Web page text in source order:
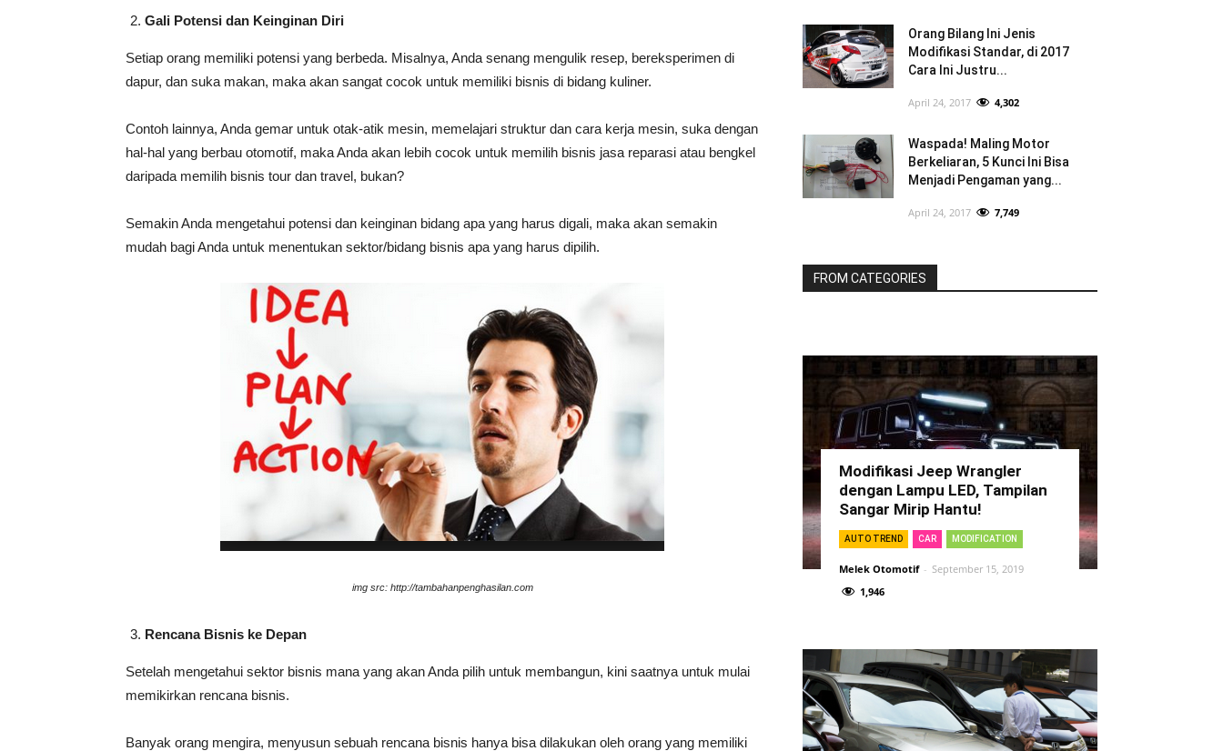
Gali Potensi dan Keinginan Diri
Setiap orang memiliki potensi yang berbeda. Misalnya, Anda senang mengulik resep, bereksperimen di
dapur, dan suka makan, maka akan sangat cocok untuk memiliki bisnis di bidang kuliner.
Contoh lainnya, Anda gemar untuk otak-atik mesin, memelajari struktur dan cara kerja mesin, suka dengan
hal-hal yang berbau otomotif, maka Anda akan lebih cocok untuk memilih bisnis jasa reparasi atau bengkel
daripada memilih bisnis tour dan travel, bukan?
Semakin Anda mengetahui potensi dan keinginan bidang apa yang harus digali, maka akan semakin
mudah bagi Anda untuk menentukan sektor/bidang bisnis apa yang harus dipilih.
img src: http://tambahanpenghasilan.com
Rencana Bisnis ke Depan
Setelah mengetahui sektor bisnis mana yang akan Anda pilih untuk membangun, kini saatnya untuk mulai
memikirkan rencana bisnis.
Banyak orang mengira, menyusun sebuah rencana bisnis hanya bisa dilakukan oleh orang yang memiliki
Orang Bilang Ini Jenis
Modifikasi Standar, di 2017
Cara Ini Justru...
April 24, 2017 4,302
Waspada! Maling Motor
Berkeliaran, 5 Kunci Ini Bisa
Menjadi Pengaman yang...
April 24, 2017 7,749
FROM CATEGORIES
Modifikasi Jeep Wrangler
dengan Lampu LED, Tampilan
Sangar Mirip Hantu!
AUTO TREND CAR MODIFICATION
Melek Otomotif - September 15, 2019
1,946